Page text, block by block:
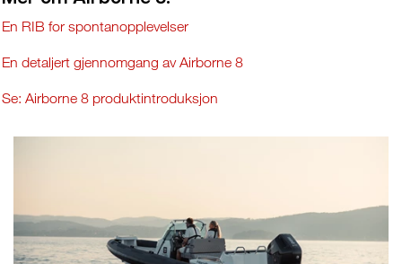
En RIB for spontanopplevelser
En detaljert gjennomgang av Airborne 8
Se: Airborne 8 produktintroduksjon